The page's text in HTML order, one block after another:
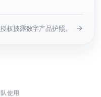
权披露数字产品护照。
使用